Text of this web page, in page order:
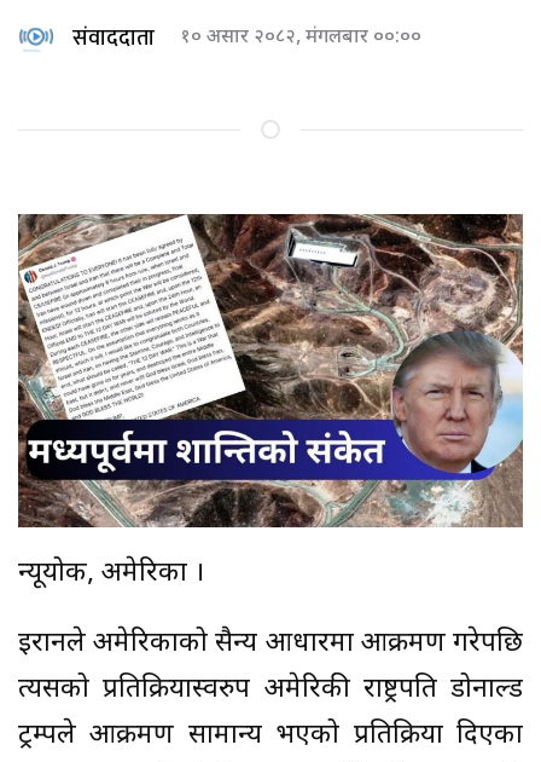
संवाददाता १० असार २०८२, मंगलबार ००:००
न्यूयोर्क, अमेरिका ।
ईरानले अमेरिकाको सैन्य आधारमा आक्रमण गरेपछि
त्यसको प्रतिक्रियास्वरुप अमेरिकी राष्ट्रपति डोनाल्ड
ट्रम्पले आक्रमण सामान्य भएको प्रतिक्रिया दिएका